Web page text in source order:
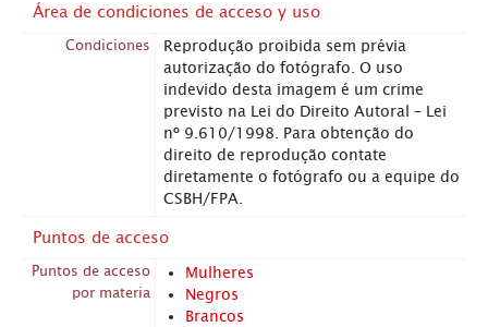
Área de condiciones de acceso y uso
Condiciones
Reprodução proibida sem prévia
autorização do fotógrafo. O uso
indevido desta imagem é um crime
previsto na Lei do Direito Autoral – Lei
nº 9.610/1998. Para obtenção do
direito de reprodução contate
diretamente o fotógrafo ou a equipe do
CSBH/FPA.
Puntos de acceso
Puntos de acceso
por materia
Mulheres
Negros
Brancos